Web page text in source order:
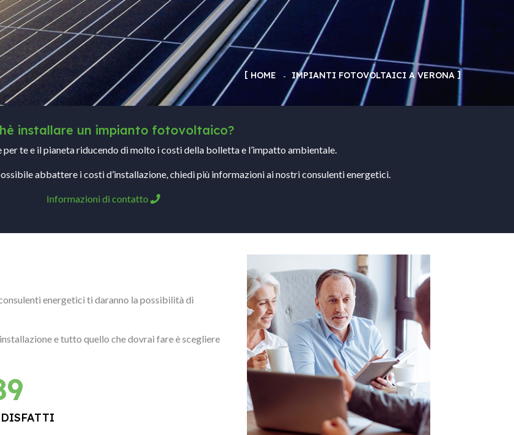
HOME IMPIANTI FOTOVOLTAICI A VERONA
installare un impianto fotovoltaico?
per te e il pianeta riducendo di molto i costi della bolletta e l’impatto ambientale.
abbattere i costi d’installazione, chiedi più informazioni ai nostri consulenti energetici.
Informazioni di contatto
energetici ti daranno la possibilità di
e tutto quello che dovrai fare è scegliere